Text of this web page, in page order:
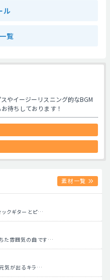
ル
覧
やイージーリスニング的なBGM
待ちしております！
素材一覧
ックギターとピ…
た雰囲気の曲です…
元気が出るキラ…